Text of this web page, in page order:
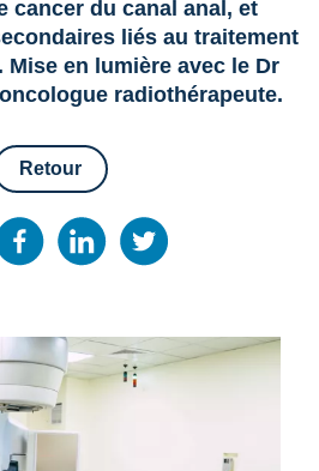
cancer du canal anal, et
liés au traitement
Mise en lumière avec le Dr
radiothérapeute.
Retour